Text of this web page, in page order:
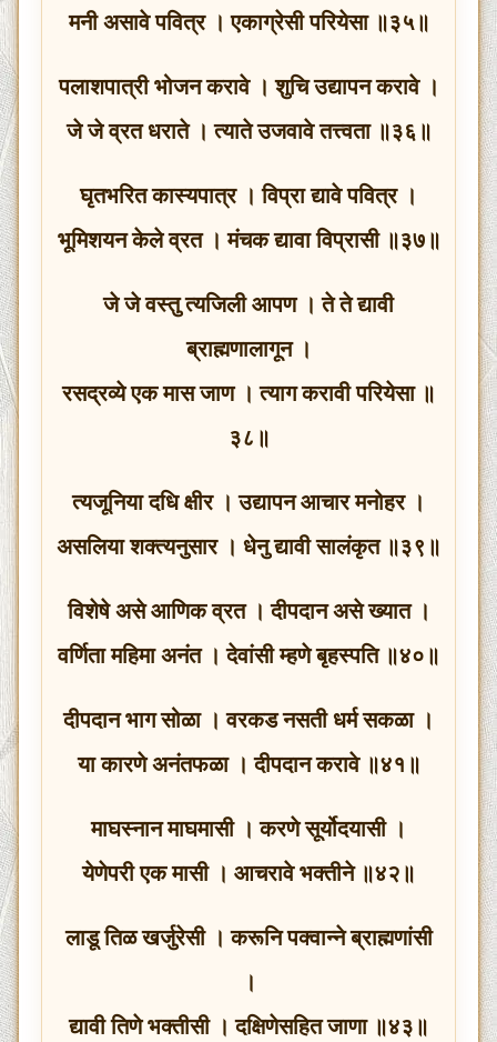
मनी असावे पवित्र । एकाग्रेसी परियेसा ॥३५॥
पलाशपात्री भोजन करावे । शुचि उद्यापन करावे ।
जे जे व्रत धराते । त्याते उजवावे तत्त्वता ॥३६॥
घृतभरित कास्यपात्र । विप्रा द्यावे पवित्र ।
भूमिशयन केले व्रत । मंचक द्यावा विप्रासी ॥३७॥
जे जे वस्तु त्यजिली आपण । ते ते द्यावी
ब्राह्मणालागून ।
रसद्रव्ये एक मास जाण । त्याग करावी परियेसा ॥
३८॥
त्यजूनिया दधि क्षीर । उद्यापन आचार मनोहर ।
असलिया शक्त्यनुसार । धेनु द्यावी सालंकृत ॥३९॥
विशेषे असे आणिक व्रत । दीपदान असे ख्यात ।
वर्णिता महिमा अनंत । देवांसी म्हणे बृहस्पति ॥४०॥
दीपदान भाग सोळा । वरकड नसती धर्म सकळा ।
या कारणे अनंतफळा । दीपदान करावे ॥४१॥
माघस्नान माघमासी । करणे सूर्योदयासी ।
येणेपरी एक मासी । आचरावे भक्तीने ॥४२॥
लाडू तिळ खर्जुरेसी । करूनि पक्वान्ने ब्राह्मणांसी
।
द्यावी तिणे भक्तीसी । दक्षिणेसहित जाणा ॥४३॥